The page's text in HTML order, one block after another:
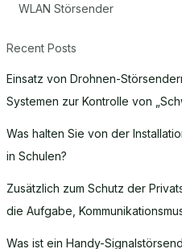
WLAN Störsender
Recent Posts
Einsatz von Drohnen-
Systemen zur Kontrolle von
Was halten Sie von der
in Schulen?
Zusätzlich zum Schutz der
die Aufgabe,
Was ist ein Handy-